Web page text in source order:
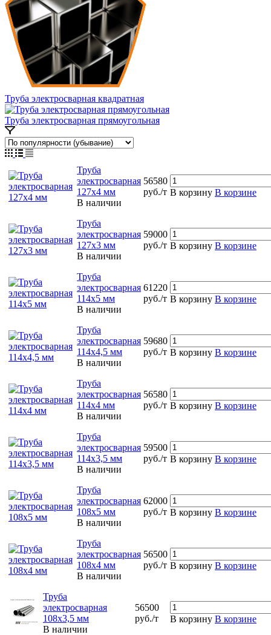
Труба электросварная квадратная
Труба электросварная прямоугольная
Труба
электросварная
127х4 мм
В наличии
56580
руб./т В корзину В корзине
Труба
электросварная
127х3 мм
В наличии
59000
руб./т В корзину В корзине
Труба
электросварная
114х5 мм
В наличии
61220
руб./т В корзину В корзине
Труба
электросварная
114х4,5 мм
В наличии
59680
руб./т В корзину В корзине
Труба
электросварная
114х4 мм
В наличии
56580
руб./т В корзину В корзине
Труба
электросварная
114х3,5 мм
В наличии
59500
руб./т В корзину В корзине
Труба
электросварная
108х5 мм
В наличии
62000
руб./т В корзину В корзине
Труба
электросварная
108х4 мм
В наличии
56500
руб./т В корзину В корзине
Труба
электросварная
108х3,5 мм
В наличии
56500
руб./т
В корзину В корзине